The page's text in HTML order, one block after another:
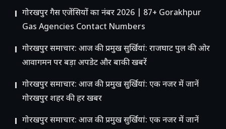
गोरखपुर गैस एजेंसियों का नंबर 2026 | 87+ Gorakhpur
Gas Agencies Contact Numbers
गोरखपुर समाचार: आज की प्रमुख सुर्खियां: राजघाट पुल की ओर
आवागमन पर बड़ा अपडेट और बाकी खबरें
गोरखपुर समाचार: आज की प्रमुख सुर्खियां: एक नजर में जानें
गोरखपुर शहर की हर खबर
गोरखपुर समाचार: आज की प्रमुख सुर्खियां: एक नजर में जानें